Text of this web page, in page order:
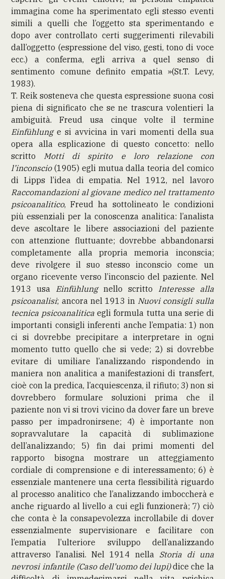
immagina come ha sperimentato egli stesso eventi
simili a quelli che l’oggetto sta sperimentando e
dopo aver controllato certi suggerimenti rilevabili
dall’oggetto (espressione del viso, gesti, tono di voce
ecc.) a conferma, egli arriva a quel senso di
sentimento comune definito empatia »(St.T. Levy,
1983).
T. Reik sosteneva che questa espressione suona cosi
piena di significato che se ne trascura volentieri la
ambiguità. Freud usa cinque volte il termine
Einfühlunge si avvicina in vari momenti della sua
opera alla esplicazione di questo concetto: nello
scritto Motti di spirito e loro relazione con
l’inconscio(1905) egli mutua dalla teoria del comico
di Lipps l’idea di empatia. Nel 1912, nel lavoro
Raccomandazioni al giovane medico nel trattamento
psicoanalitico, Freud ha sottolineato le condizioni
più essenziali per la conoscenza analitica: l’analista
deve ascoltare le libere associazioni del paziente
con attenzione fluttuante; dovrebbe abbandonarsi
completamente alla propria memoria inconscia;
deve rivolgere il suo stesso inconscio come un
organo ricevente verso l’inconscio del paziente. Nel
1913 usa Einfühlungnello scritto Interesse alla
psicoanalisi; ancora nel 1913 in Nuovi consigli sulla
tecnica psicoanalitica egli formula tutta una serie di
importanti consigli inferenti anche l’empatia: 1) non
ci si dovrebbe precipitare a interpretare in ogni
momento tutto quello che si vede; 2) si dovrebbe
evitare di umiliare l’analizzando rispondendo in
maniera non analitica a manifestazioni di transfert,
cioè con la predica, l’acquiescenza, il rifiuto; 3) non si
dovrebbero formulare soluzioni prima che il
paziente non vi si trovi vicino da dover fare un breve
passo per impadronirsene; 4) è importante non
sopravvalutare la capacità di sublimazione
dell’analizzando; 5) fin dai primi momenti del
rapporto bisogna mostrare un atteggiamento
cordiale di comprensione e di interessamento; 6) è
essenziale mantenere una certa flessibilità riguardo
al processo analitico che l’analizzando imboccherà e
anche riguardo al livello a cui egli funzionerà; 7) ciò
che conta è la consapevolezza incrollabile di dover
essenzialmente supervisionare e facilitare con
l’empatia l’ulteriore sviluppo dell’analizzando
attraverso l’analisi. Nel 1914 nella Storia di una
nevrosi infantile (Caso dell’uomo dei lupi)dice che la